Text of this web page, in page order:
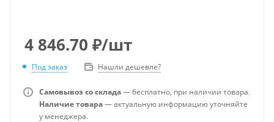
4 846.70 ₽/шт
Под заказ Нашли дешевле?
Самовывоз со склада— бесплатно, при наличии товара.
Наличие товара— актуальную информацию уточняйте
у менеджера.